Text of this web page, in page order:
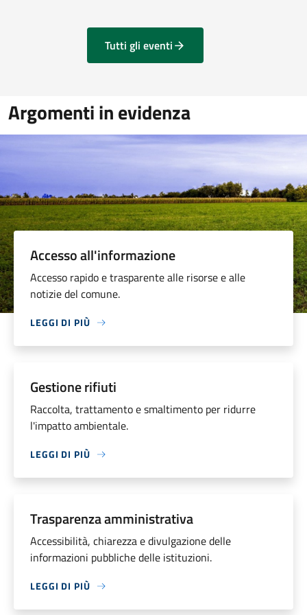
Tutti gli eventi
Argomenti in evidenza
Accesso all'informazione
Accesso rapido e trasparente alle risorse e alle
notizie del comune.
LEGGI DI PIÙ
Gestione rifiuti
Raccolta, trattamento e smaltimento per ridurre
l'impatto ambientale.
LEGGI DI PIÙ
Trasparenza amministrativa
Accessibilità, chiarezza e divulgazione delle
informazioni pubbliche delle istituzioni.
LEGGI DI PIÙ